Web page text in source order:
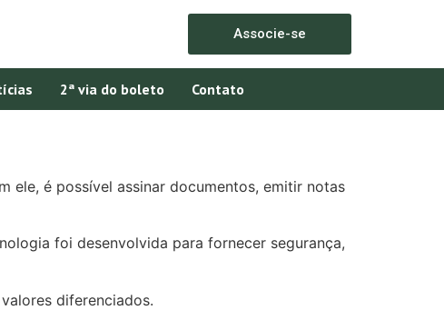
Associe-se
2ª via do boleto Contato
ele, é possível assinar documentos, emitir notas
foi desenvolvida para fornecer segurança,
diferenciados.